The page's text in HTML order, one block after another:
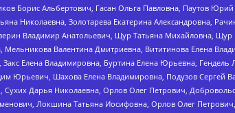
Борис Альбертович, Гасан Ольга Павловна, Паутов
Николаевна, Золотарева Екатерина Александровна,
Владимир Анатольевич, Щур Татьяна Михайловна,
Валентина Дмитриевна, Вититинова Елена
Елена Владимировна, Буртина Елена Юрьевна,
Юрьевич, Шахова Елена Владимировна, Подузов Сергей
Дарья Николаевна, Орлов Олег Петрович,
Локшина Татьяна Иосифовна, Орлов Олег